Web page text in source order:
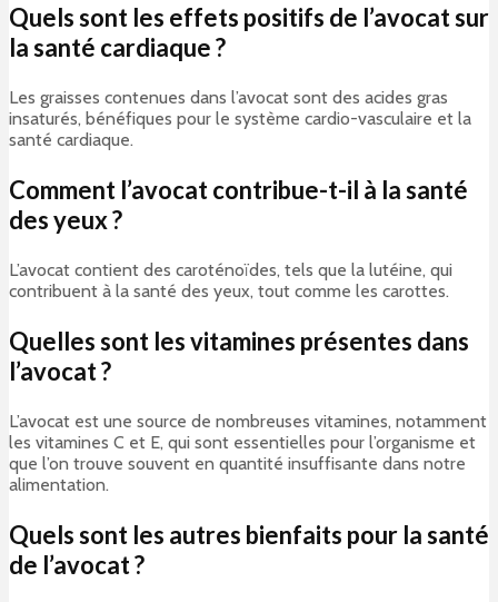
Quels sont les effets positifs de l’avocat sur
la santé cardiaque ?
Les graisses contenues dans l’avocat sont des acides gras
insaturés, bénéfiques pour le système cardio-vasculaire et la
santé cardiaque.
Comment l’avocat contribue-t-il à la santé
des yeux ?
L’avocat contient des caroténoïdes, tels que la lutéine, qui
contribuent à la santé des yeux, tout comme les carottes.
Quelles sont les vitamines présentes dans
l’avocat ?
L’avocat est une source de nombreuses vitamines, notamment
les vitamines C et E, qui sont essentielles pour l’organisme et
que l’on trouve souvent en quantité insuffisante dans notre
alimentation.
Quels sont les autres bienfaits pour la santé
de l’avocat ?